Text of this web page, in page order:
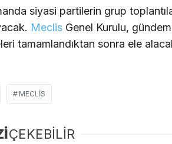
siyasi partilerin grup
Meclis Genel Kurulu,
tamamlandıktan sonra ele
MECLIS
ÇEKEBİLİR